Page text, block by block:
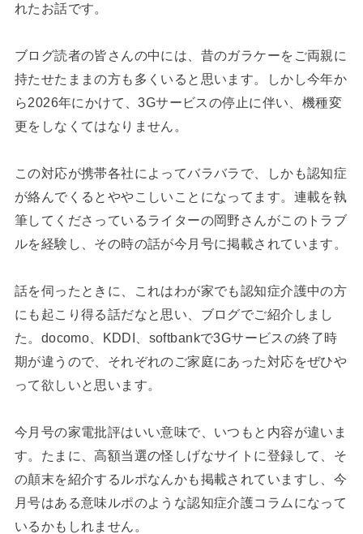
れたお話です。
ブログ読者の皆さんの中には、昔のガラケーをご両親に
持たせたままの方も多くいると思います。しかし今年か
ら2026年にかけて、3Gサービスの停止に伴い、機種変
更をしなくてはなりません。
この対応が携帯各社によってバラバラで、しかも認知症
が絡んでくるとややこしいことになってます。連載を執
筆してくださっているライターの岡野さんがこのトラブ
ルを経験し、その時の話が今月号に掲載されています。
話を伺ったときに、これはわが家でも認知症介護中の方
にも起こり得る話だなと思い、ブログでご紹介しまし
た。docomo、KDDI、softbankで3Gサービスの終了時
期が違うので、それぞれのご家庭にあった対応をぜひや
って欲しいと思います。
今月号の家電批評はいい意味で、いつもと内容が違いま
す。たまに、高額当選の怪しげなサイトに登録して、そ
の顛末を紹介するルポなんかも掲載されていますし、今
月号はある意味ルポのような認知症介護コラムになって
いるかもしれません。